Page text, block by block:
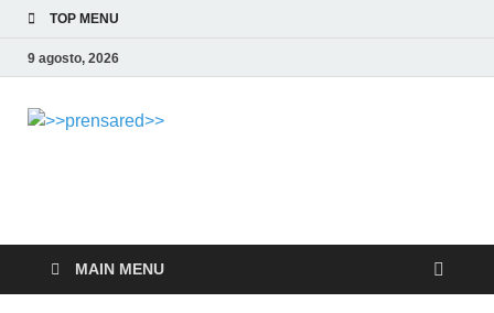
TOP MENU
9 agosto, 2026
MAIN MENU